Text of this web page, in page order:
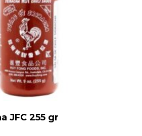
JFC 255 gr